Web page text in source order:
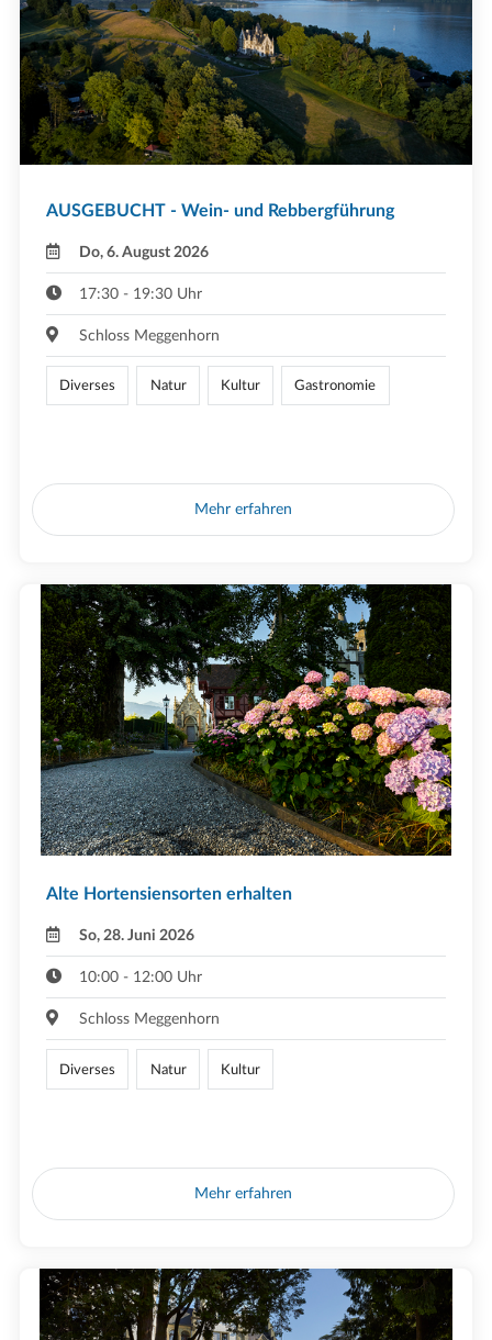
AUSGEBUCHT - Wein- und Rebbergführung
Do, 6. August 2026
17:30 - 19:30 Uhr
Schloss Meggenhorn
Diverses Natur Kultur Gastronomie
Mehr erfahren
Alte Hortensiensorten erhalten
So, 28. Juni 2026
10:00 - 12:00 Uhr
Schloss Meggenhorn
Diverses Natur Kultur
Mehr erfahren